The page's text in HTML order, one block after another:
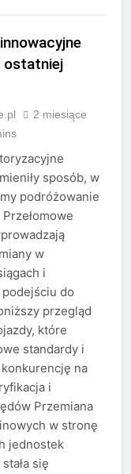
ostatniej
2 miesiące
sposób, w
podróżowanie
w
i
do
przegląd
które
standardy i
na
i
Przemiana
w stronę
jednostek
się